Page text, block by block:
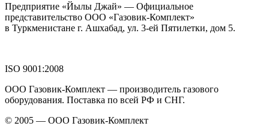
Предприятие «Йылы Джай» — Официальное
представительство ООО «Газовик-Комплект»
в Туркменистане г. Ашхабад, ул. 3-ей Пятилетки, дом 5.
ISO 9001:2008
ООО Газовик-Комплект — производитель газового
оборудования. Поставка по всей РФ и СНГ.
© 2005 — ООО Газовик-Комплект